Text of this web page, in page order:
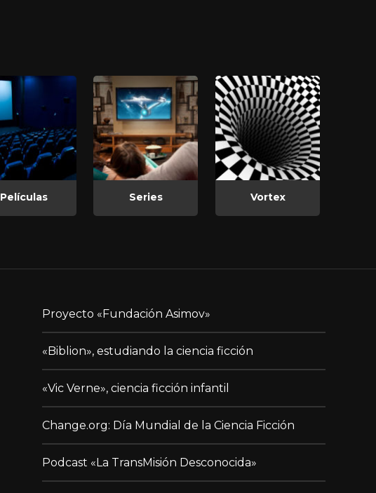
Películas Series Vortex
Proyecto «Fundación Asimov»
«Biblion», estudiando la ciencia ficción
«Vic Verne», ciencia ficción infantil
Change.org: Día Mundial de la Ciencia Ficción
Podcast «La TransMisión Desconocida»